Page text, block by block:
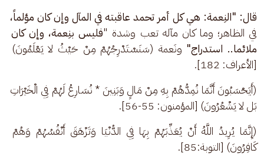
قال: "النِعمة: هي كل أمر تحمد عاقبته في المآل وإن كان مؤلماً،
في الظاهر؛ وما كان مآله تعب وشدة "فليس بنِعمة، وإن كان
ملائما.. استدراج" ونَعمة (سَنَسْتَدْرِجُهُمْ مِنْ حَيْثُ لا يَعْلَمُونَ)
[الأعراف: 182].
(أَيَحْسَبُونَ أَنَّمَا نُمِدُّهُمْ بِهِ مِنْ مَالٍ وَبَنِينَ * نُسَارِعُ لَهُمْ فِي الْخَيْرَاتِ
بَل لا يَشْعُرُونَ) [المؤمنون: 55-56].
(إِنَّمَا يُرِيدُ اللَّهُ أَنْ يُعَذِّبَهُمْ بِهَا فِي الدُّنْيَا وَتَزْهَقَ أَنْفُسُهُمْ وَهُمْ
كَافِرُونَ) [التوبة:85].